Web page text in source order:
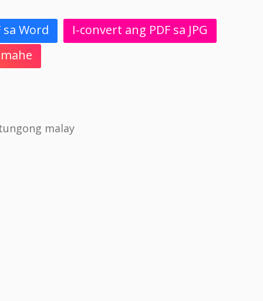
Word
I-convert ang PDF sa JPG
malay